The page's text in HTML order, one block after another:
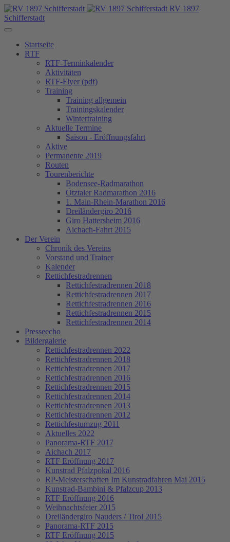
RV 1897
Schifferstadt
Startseite
RTF
RTF-Terminkalender
Aktivitäten
RTF-Flyer (pdf)
Training
Training allgemein
Trainingskalender
Wintertraining
Aktuelle Termine
Saison - Eröffnungsfahrt
Aktive
Permanente 2019
Routen
Tourenberichte
Bodensee-Radmarathon
Ötztaler Radmarathon 2016
1. Main-Rhein-Marathon 2016
Dreiländergiro 2016
Giro Hattersheim 2016
Aichach-Fahrt 2015
Der Verein
Chronik des Vereins
Vorstand und Trainer
Kalender
Rettichfestradrennen
Rettichfestradrennen 2018
Rettichfestradrennen 2017
Rettichfestradrennen 2016
Rettichfestradrennen 2015
Rettichfestradrennen 2014
Presseecho
Bildergalerie
Rettichfestradrennen 2022
Rettichfestradrennen 2018
Rettichfestradrennen 2017
Rettichfestradrennen 2016
Rettichfestradrennen 2015
Rettichfestradrennen 2014
Rettichfestradrennen 2013
Rettichfestradrennen 2012
Rettichfestumzug 2011
Aktuelles 2022
Panorama-RTF 2017
Aichach 2017
RTF Eröffnung 2017
Kunstrad Pfalzpokal 2016
RP-Meisterschaften Im Kunstradfahren Mai 2015
Kunstrad-Bambini & Pfalzcup 2013
RTF Eröffnung 2016
Weihnachtsfeier 2015
Dreiländergiro Nauders / Tirol 2015
Panorama-RTF 2015
RTF Eröffnung 2015